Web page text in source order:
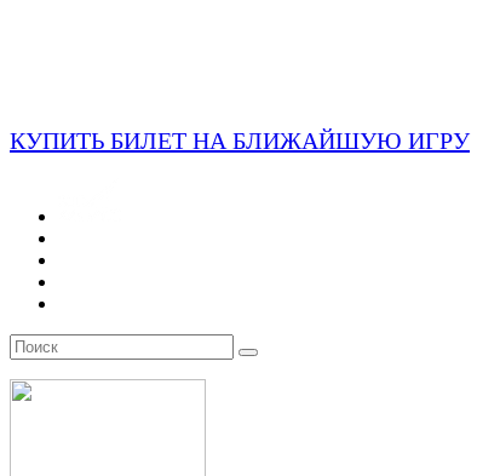
КУПИТЬ БИЛЕТ НА БЛИЖАЙШУЮ ИГРУ